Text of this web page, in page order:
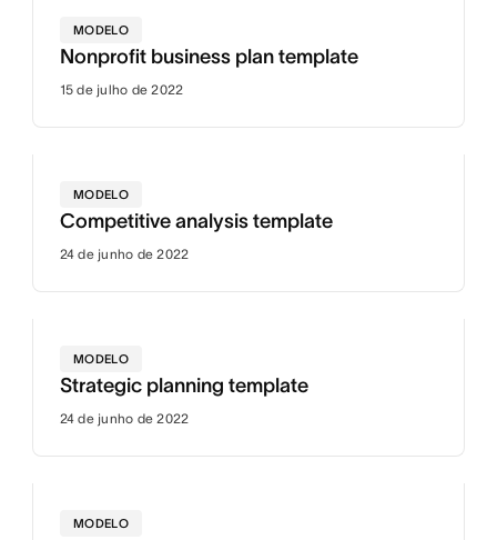
MODELO
Nonprofit business plan template
15 de julho de 2022
MODELO
Competitive analysis template
24 de junho de 2022
MODELO
Strategic planning template
24 de junho de 2022
MODELO